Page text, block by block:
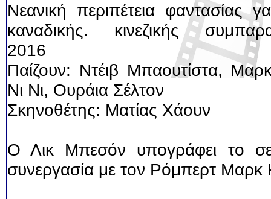
Νεανική περιπέτεια φαντασίας
καναδικής. κινεζικής
2016
Παίζουν: Ντέιβ Μπαουτίστα,
Νι Νι, Ουράια Σέλτον
Σκηνοθέτης: Ματίας Χάουν
Ο Λικ Μπεσόν υπογράφει το
συνεργασία με τον Ρόμπερτ Μαρκ